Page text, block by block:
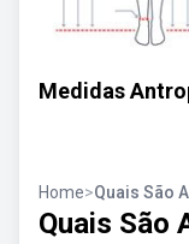
Medidas
Home>Quais São
Quais São